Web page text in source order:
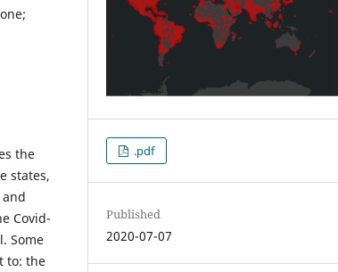
the
states,
Covid-
Some
to: the
.pdf
Published
2020-07-07